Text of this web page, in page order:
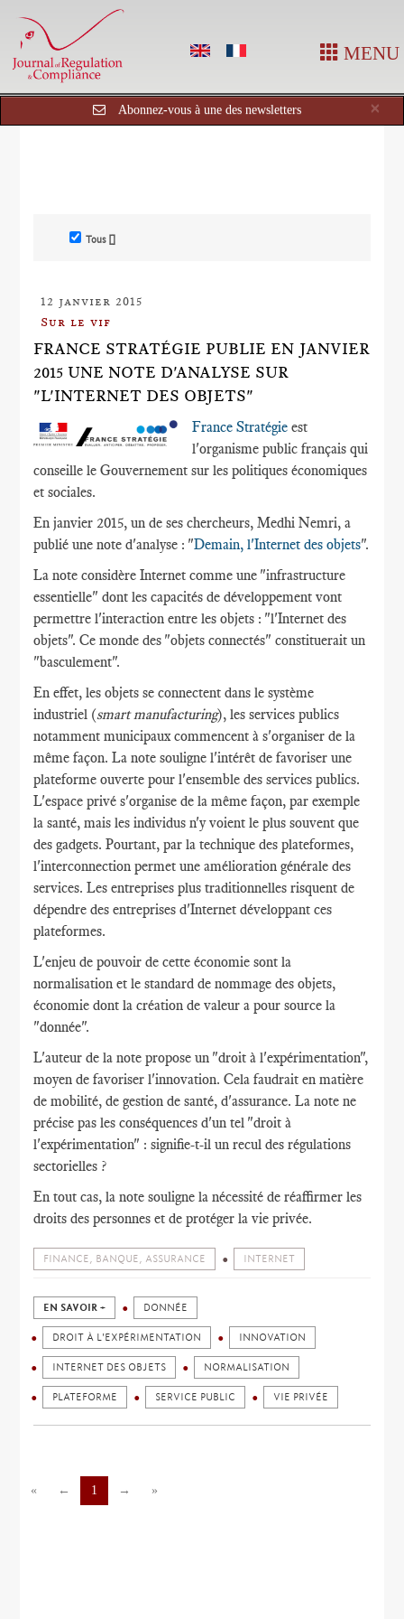
MENU
×
Abonnez-vous à une des newsletters
Tous []
12 janvier 2015
Sur le vif
FRANCE STRATÉGIE PUBLIE EN JANVIER
2015 UNE NOTE D'ANALYSE SUR
"L'INTERNET DES OBJETS"
France Stratégie est
l'organisme public français qui
conseille le Gouvernement sur les politiques économiques
et sociales.
En janvier 2015, un de ses chercheurs, Medhi Nemri, a
publié une note d'analyse : "Demain, l'Internet des objets".
La note considère Internet comme une "infrastructure
essentielle" dont les capacités de développement vont
permettre l'interaction entre les objets : "l'Internet des
objets". Ce monde des "objets connectés" constituerait un
"basculement".
En effet, les objets se connectent dans le système
industriel (smart manufacturing), les services publics
notamment municipaux commencent à s'organiser de la
même façon. La note souligne l'intérêt de favoriser une
plateforme ouverte pour l'ensemble des services publics.
L'espace privé s'organise de la même façon, par exemple
la santé, mais les individus n'y voient le plus souvent que
des gadgets. Pourtant, par la technique des plateformes,
l'interconnection permet une amélioration générale des
services. Les entreprises plus traditionnelles risquent de
dépendre des entreprises d'Internet développant ces
plateformes.
L'enjeu de pouvoir de cette économie sont la
normalisation et le standard de nommage des objets,
économie dont la création de valeur a pour source la
"donnée".
L'auteur de la note propose un "droit à l'expérimentation",
moyen de favoriser l'innovation. Cela faudrait en matière
de mobilité, de gestion de santé, d'assurance. La note ne
précise pas les conséquences d'un tel "droit à
l'expérimentation" : signifie-t-il un recul des régulations
sectorielles ?
En tout cas, la note souligne la nécessité de réaffirmer les
droits des personnes et de protéger la vie privée.
FINANCE, BANQUE, ASSURANCE INTERNET
EN SAVOIR + DONNÉE
DROIT À L'EXPÉRIMENTATION INNOVATION
INTERNET DES OBJETS NORMALISATION
PLATEFORME SERVICE PUBLIC VIE PRIVÉE
« ← 1 → »